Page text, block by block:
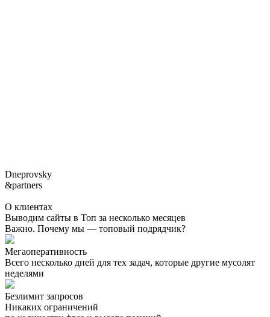
Dneprovsky
&partners
О клиентах
Выводим сайты в Топ за несколько месяцев
Важно. Почему мы — топовый подрядчик?
Мегаоперативность
Всего несколько дней для тех задач, которые другие мусолят
неделями
Безлимит запросов
Никаких ограничений